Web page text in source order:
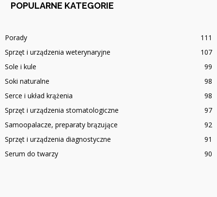
POPULARNE KATEGORIE
Porady
111
Sprzęt i urządzenia weterynaryjne
107
Sole i kule
99
Soki naturalne
98
Serce i układ krążenia
98
Sprzęt i urządzenia stomatologiczne
97
Samoopalacze, preparaty brązujące
92
Sprzęt i urządzenia diagnostyczne
91
Serum do twarzy
90